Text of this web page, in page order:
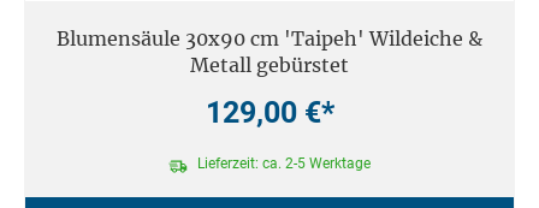
Blumensäule 30x90 cm 'Taipeh' Wildeiche &
Metall gebürstet
129,00 €*
Lieferzeit: ca. 2-5 Werktage